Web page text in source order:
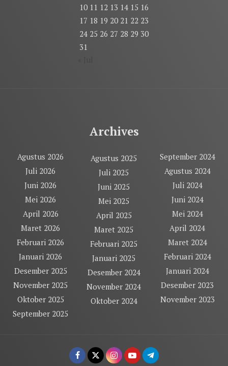
10 11 12 13 14 15 16
17 18 19 20 21 22 23
24 25 26 27 28 29 30
31
Archives
Agustus 2026
Juli 2026
Juni 2026
Mei 2026
April 2026
Maret 2026
Februari 2026
Januari 2026
Desember 2025
November 2025
Oktober 2025
September 2025
Agustus 2025
Juli 2025
Juni 2025
Mei 2025
April 2025
Maret 2025
Februari 2025
Januari 2025
Desember 2024
November 2024
Oktober 2024
September 2024
Agustus 2024
Juli 2024
Juni 2024
Mei 2024
April 2024
Maret 2024
Februari 2024
Januari 2024
Desember 2023
November 2023